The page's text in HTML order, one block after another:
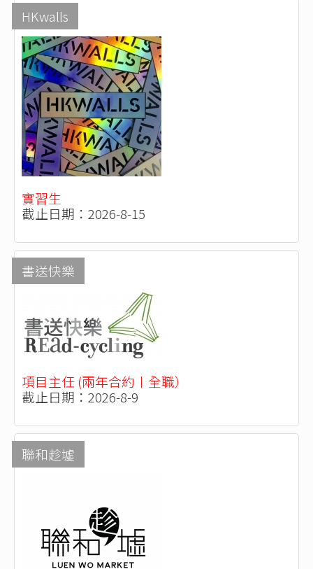
HKwalls
實習生
截止日期：2026-8-15
書送快樂
項目主任 (兩年合約〡全職）
截止日期：2026-8-9
聯和趁墟